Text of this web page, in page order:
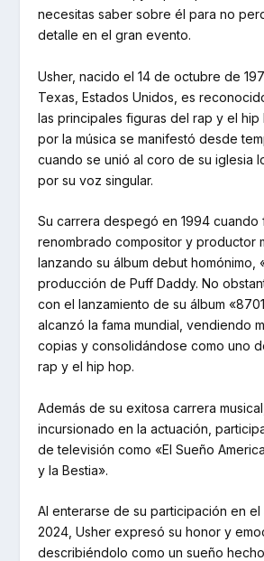
necesitas saber sobre él para no
detalle en el gran evento.
Usher, nacido el 14 de octubre de
Texas, Estados Unidos, es
las principales figuras del rap y el hip
por la música se manifestó desde
cuando se unió al coro de su iglesia
por su voz singular.
Su carrera despegó en 1994 cuando
renombrado compositor y productor
lanzando su álbum debut homónimo,
producción de Puff Daddy. No
con el lanzamiento de su álbum
alcanzó la fama mundial, vendiendo
copias y consolidándose como uno
rap y el hip hop.
Además de su exitosa carrera
incursionado en la actuación,
de televisión como «El Sueño
y la Bestia».
Al enterarse de su participación en el
2024, Usher expresó su honor y
describiéndolo como un sueño